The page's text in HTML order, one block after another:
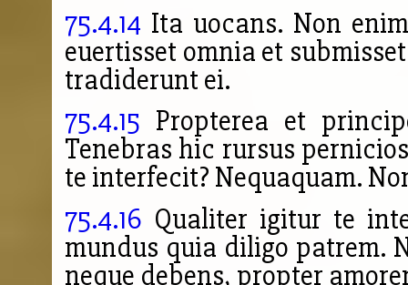
75.4.14 Ita uocans. Non
euertisset omnia et
tradiderunt ei.
75.4.15 Propterea et
Tenebras hic rursus
te interfecit? Nequaquam.
75.4.16 Qualiter igitur te
mundus quia diligo patrem.
neque debens, propter